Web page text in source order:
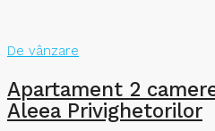
De vânzare
Apartament 2
Aleea Privighetorilor